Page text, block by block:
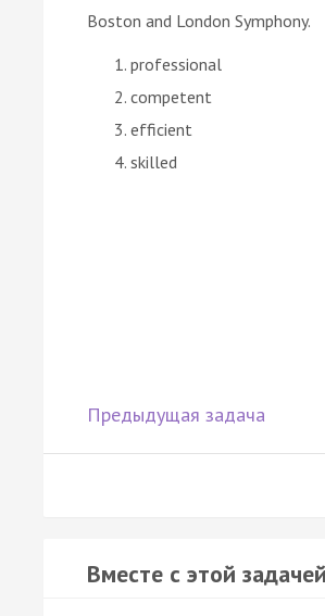
Boston and London Symphony.
professional
competent
efficient
skilled
Предыдущая задача
Вместе с этой